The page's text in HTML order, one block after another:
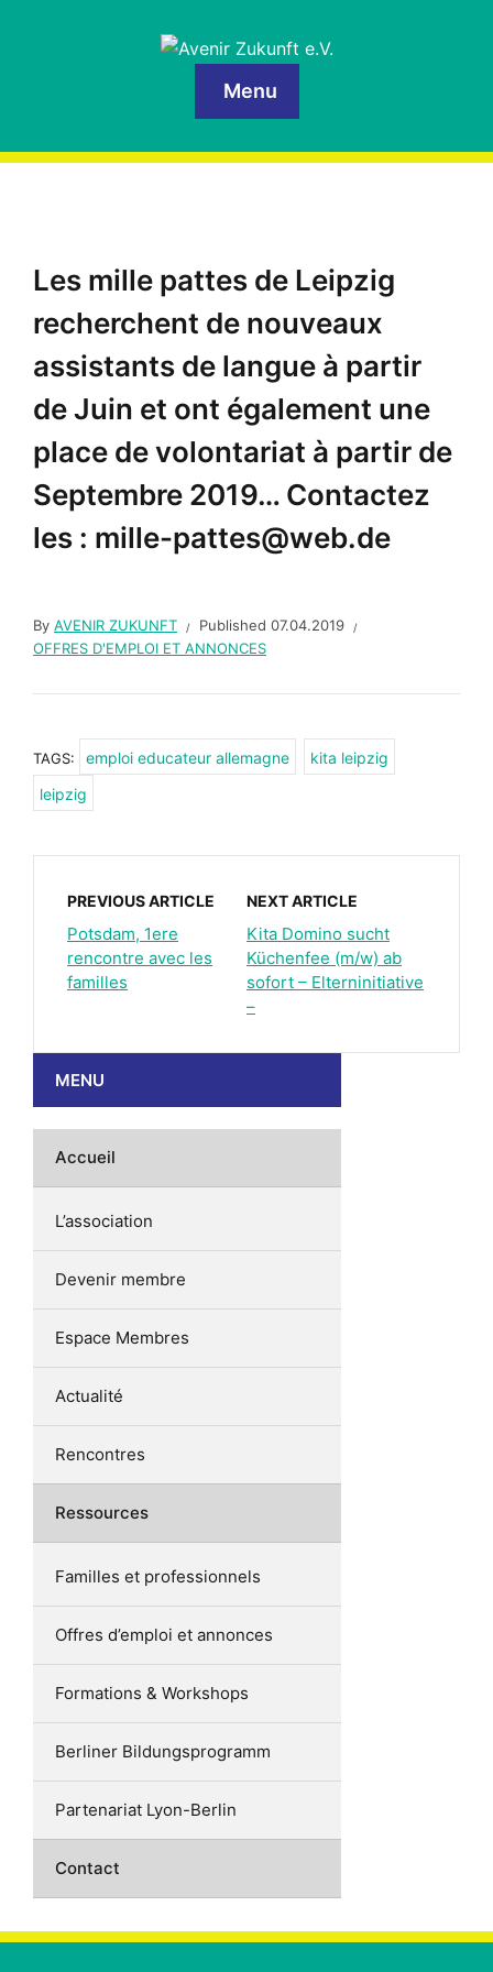
Menu
Les mille pattes de Leipzig
recherchent de nouveaux
assistants de langue à partir
de Juin et ont également une
place de volontariat à partir de
Septembre 2019… Contactez
les : mille-pattes@web.de
By AVENIR ZUKUNFT Published 07.04.2019
OFFRES D'EMPLOI ET ANNONCES
TAGS: emploi educateur allemagne
kita leipzig
leipzig
PREVIOUS ARTICLE
Potsdam, 1ere
rencontre avec les
familles
NEXT ARTICLE
Kita Domino sucht
Küchenfee (m/w) ab
sofort – Elterninitiative
–
MENU
Accueil
L’association
Devenir membre
Espace Membres
Actualité
Rencontres
Ressources
Familles et professionnels
Offres d’emploi et annonces
Formations & Workshops
Berliner Bildungsprogramm
Partenariat Lyon-Berlin
Contact